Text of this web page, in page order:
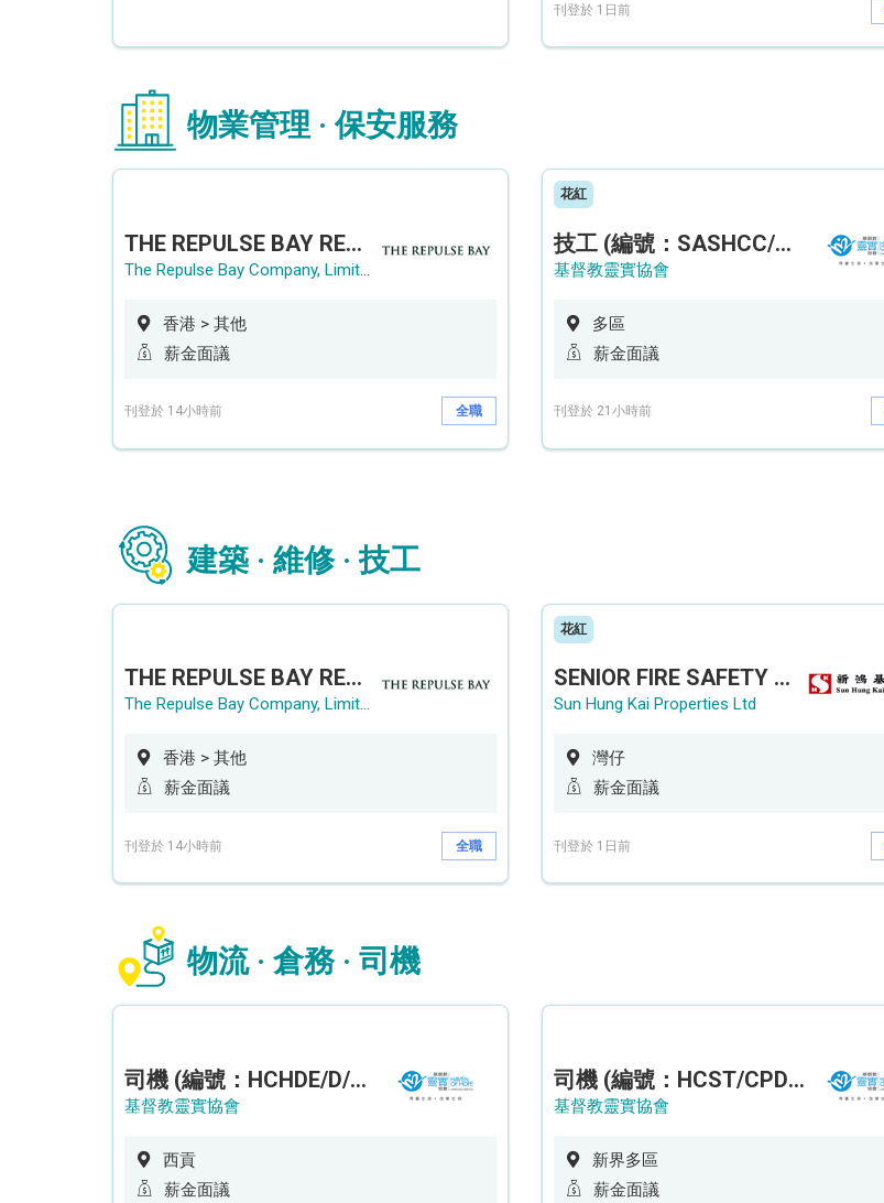
刊登於 1日前
物業管理 · 保安服務
THE REPULSE BAY RECRUITMENT DAY 淺水灣影灣園人才招聘會
The Repulse Bay Company, Limited
香港 > 其他
薪金面議
刊登於 14小時前 全職
花紅
技工 (編號：SASHCC/A/CTE)
基督教靈實協會
多區
薪金面議
刊登於 21小時前
建築 · 維修 · 技工
THE REPULSE BAY RECRUITMENT DAY 淺水灣影灣園人才招聘會
The Repulse Bay Company, Limited
香港 > 其他
薪金面議
刊登於 14小時前 全職
花紅
SENIOR FIRE SAFETY OFFICER / FIRE SAFETY OFFICER
Sun Hung Kai Properties Ltd
灣仔
薪金面議
刊登於 1日前
物流 · 倉務 · 司機
司機 (編號：HCHDE/D/CTE)
基督教靈實協會
西貢
薪金面議
司機 (編號：HCST/CPD/CTE)
基督教靈實協會
新界多區
薪金面議